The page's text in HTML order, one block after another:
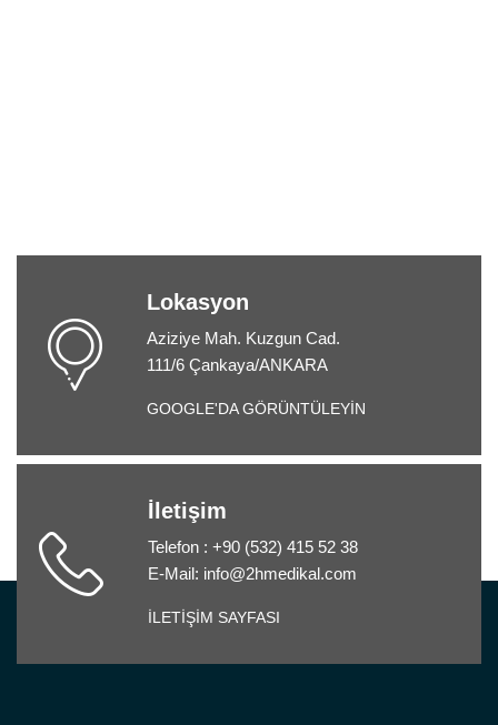
Lokasyon
Aziziye Mah. Kuzgun Cad.
111/6 Çankaya/ANKARA
GOOGLE'DA GÖRÜNTÜLEYİN
İletişim
Telefon : +90 (532) 415 52 38
E-Mail: info@2hmedikal.com
İLETİŞİM SAYFASI